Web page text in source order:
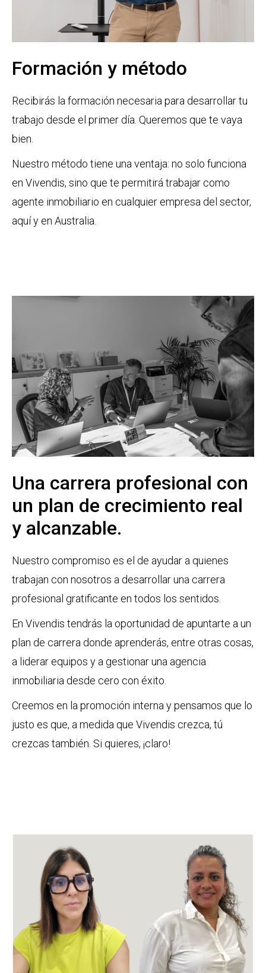
Formación y método
Recibirás la formación necesaria para desarrollar tu
trabajo desde el primer día. Queremos que te vaya
bien.
Nuestro método tiene una ventaja: no solo funciona
en Vivendis, sino que te permitirá trabajar como
agente inmobiliario en cualquier empresa del sector,
aquí y en Australia.
Una carrera profesional con
un plan de crecimiento real
y alcanzable.
Nuestro compromiso es el de ayudar a quienes
trabajan con nosotros a desarrollar una carrera
profesional gratificante en todos los sentidos.
En Vivendis tendrás la oportunidad de apuntarte a un
plan de carrera donde aprenderás, entre otras cosas,
a liderar equipos y a gestionar una agencia
inmobiliaria desde cero con éxito.
Creemos en la promoción interna y pensamos que lo
justo es que, a medida que Vivendis crezca, tú
crezcas también. Si quieres, ¡claro!